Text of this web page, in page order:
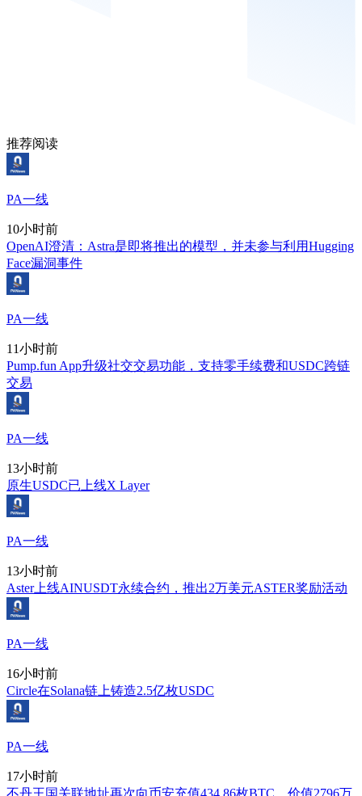
推荐阅读
PA一线
10小时前
OpenAI澄清：Astra是即将推出的模型，并未参与利用Hugging
Face漏洞事件
PA一线
11小时前
Pump.fun App升级社交交易功能，支持零手续费和USDC跨链
交易
PA一线
13小时前
原生USDC已上线X Layer
PA一线
13小时前
Aster上线AINUSDT永续合约，推出2万美元ASTER奖励活动
PA一线
16小时前
Circle在Solana链上铸造2.5亿枚USDC
PA一线
17小时前
不丹王国关联地址再次向币安充值434.86枚BTC，价值2796万